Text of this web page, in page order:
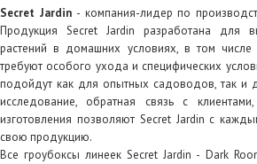
Secret Jardin- компания-лидер по
Продукция Secret Jardin разработана для
растений в домашних условиях, в том
требуют особого ухода и специфических
подойдут как для опытных садоводов, так и
исследование, обратная связь с
изготовления позволяют Secret Jardin с
свою продукцию.
Все гроубоксы линеек Secret Jardin - Dark